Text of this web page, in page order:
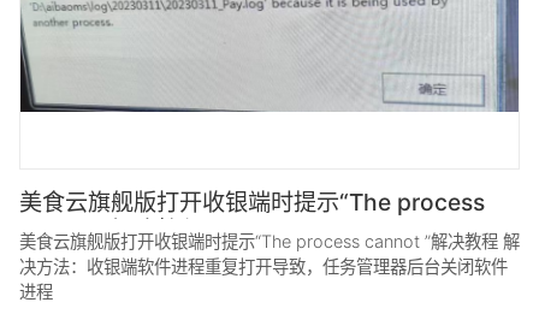
美食云旗舰版打开收银端时提示“The process
cannot ”解决教程
美食云旗舰版打开收银端时提示“The process cannot ”解决教程 解
决方法：收银端软件进程重复打开导致，任务管理器后台关闭软件
进程